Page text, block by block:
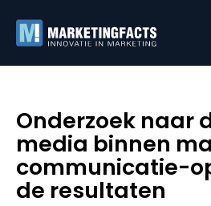
Onderzoek naar
media binnen
communicatie-
de resultaten